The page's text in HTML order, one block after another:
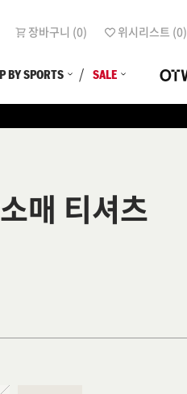
장바구니 (0) 위시리스트 (0)
BY SPORTS SALE
매 티셔츠